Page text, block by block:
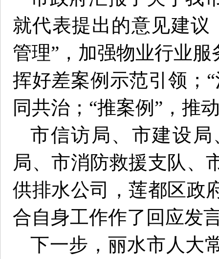
就代表提出的意见建议
管理”，加强物业行业
挥好差案例示范引领；
同共治；“推案例”，推
市信访局、市建设
局、市消防救援支队、
供排水公司，莲都区政
合自身工作作了回应发
下一步，丽水市人大